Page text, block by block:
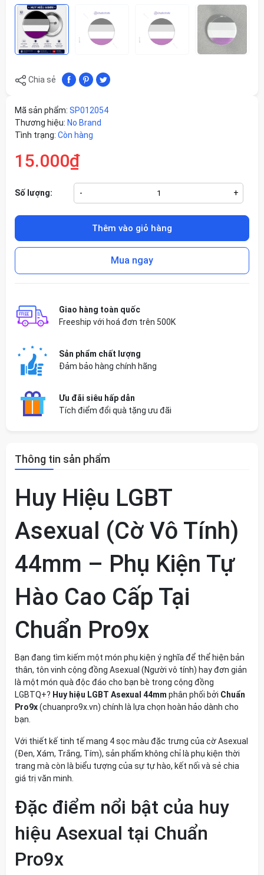
Chia sẻ
Mã sản phẩm: SP012054
Thương hiệu: No Brand
Tình trạng: Còn hàng
15.000₫
Số lượng: - +
Thêm vào giỏ hàng
Mua ngay
Giao hàng toàn quốc
Freeship với hoá đơn trên 500K
Sản phẩm chất lượng
Đảm bảo hàng chính hãng
Ưu đãi siêu hấp dẫn
Tích điểm đổi quà tặng ưu đãi
Thông tin sản phẩm
Huy Hiệu LGBT
Asexual (Cờ Vô Tính)
44mm – Phụ Kiện Tự
Hào Cao Cấp Tại
Chuẩn Pro9x
Bạn đang tìm kiếm một món phụ kiện ý nghĩa để thể hiện bản
thân, tôn vinh cộng đồng Asexual (Người vô tính) hay đơn giản
là một món quà độc đáo cho bạn bè trong cộng đồng
LGBTQ+? Huy hiệu LGBT Asexual 44mm phân phối bởi Chuẩn
Pro9x(chuanpro9x.vn) chính là lựa chọn hoàn hảo dành cho
bạn.
Với thiết kế tinh tế mang 4 sọc màu đặc trưng của cờ Asexual
(Đen, Xám, Trắng, Tím), sản phẩm không chỉ là phụ kiện thời
trang mà còn là biểu tượng của sự tự hào, kết nối và sẻ chia
giá trị văn minh.
Đặc điểm nổi bật của huy
hiệu Asexual tại Chuẩn
Pro9x